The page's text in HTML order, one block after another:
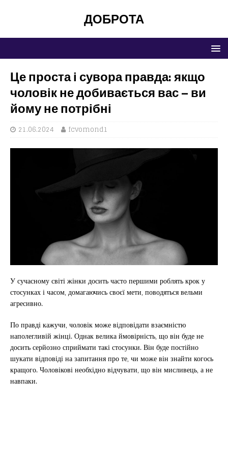
ДОБРОТА
Це проста і сувора правда: якщо
чоловік не добивається вас – ви
йому не потрібні
21.06.2024 fcvomond1
У сучасному світі жінки досить часто першими роблять крок у
стосунках і часом, домагаючись своєї мети, поводяться вельми
агресивно.
По правді кажучи, чоловік може відповідати взаємністю
наполегливій жінці. Однак велика ймовірність, що він буде не
досить серйозно сприймати такі стосунки. Він буде постійно
шукати відповіді на запитання про те, чи може він знайти когось
кращого. Чоловікові необхідно відчувати, що він мисливець, а не
навпаки.